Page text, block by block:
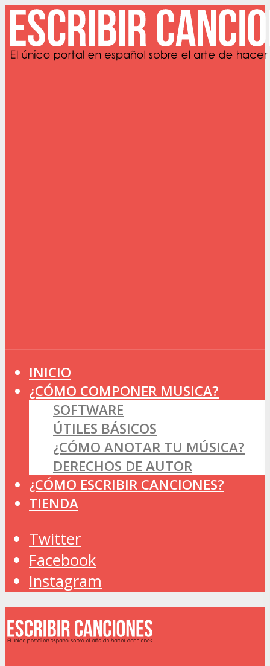
INICIO
¿CÓMO COMPONER MUSICA?
SOFTWARE
ÚTILES BÁSICOS
¿CÓMO ANOTAR TU MÚSICA?
DERECHOS DE AUTOR
¿CÓMO ESCRIBIR CANCIONES?
TIENDA
Twitter
Facebook
Instagram